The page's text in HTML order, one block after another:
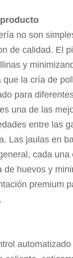
no son
de calidad. El
y
que la cría de
para
una de las
entre las
Las jaulas en
cada
de huevos y
premium
automatizado